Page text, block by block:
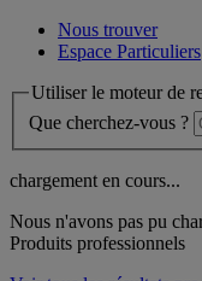
Nous trouver
Espace Particuliers
Utiliser le moteur de
Que cherchez-vous ?
chargement en cours...
Nous n'avons pas pu
Produits professionnels